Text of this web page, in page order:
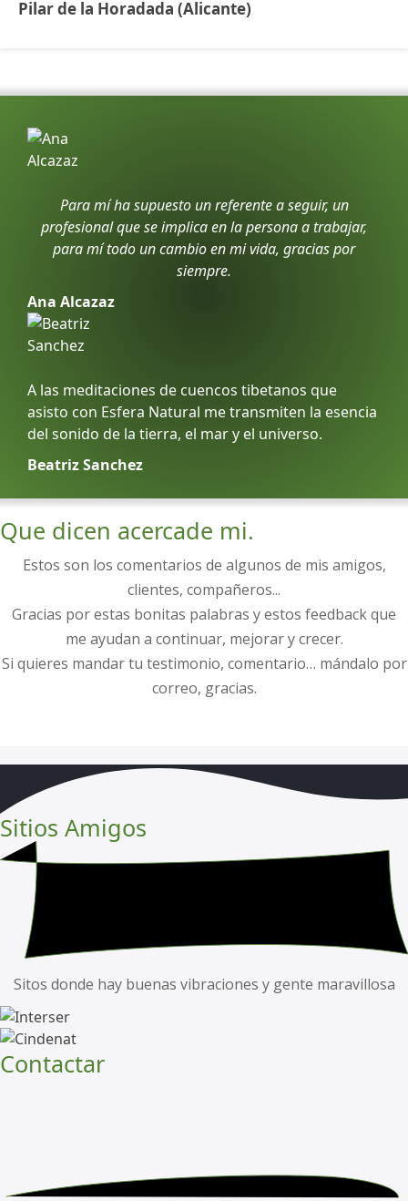
Pilar de la Horadada (Alicante)
Para mí ha supuesto un referente a seguir, un
profesional que se implica en la persona a trabajar,
para mí todo un cambio en mi vida, gracias por
siempre.
Ana Alcazaz
A las meditaciones de cuencos tibetanos que
asisto con Esfera Natural me transmiten la esencia
del sonido de la tierra, el mar y el universo.
Beatriz Sanchez
Que dicen acercade mi.
Estos son los comentarios de algunos de mis amigos,
clientes, compañeros...
Gracias por estas bonitas palabras y estos feedback que
me ayudan a continuar, mejorar y crecer.
Si quieres mandar tu testimonio, comentario… mándalo por
correo, gracias.
Sitios Amigos
Sitos donde hay buenas vibraciones y gente maravillosa
Contactar